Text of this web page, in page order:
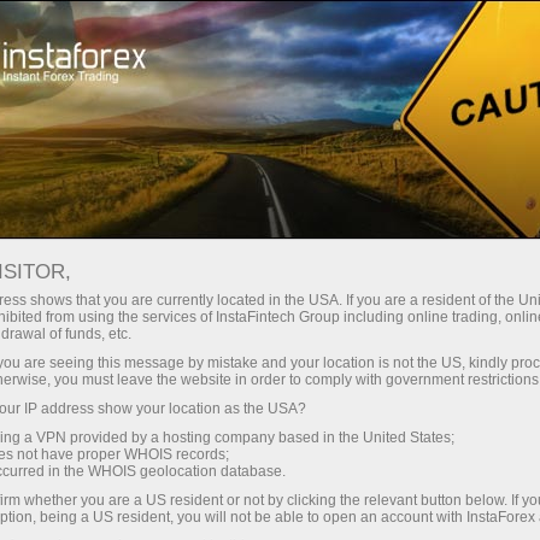
Treyderlar uchun Savdo shartlari
Savdo vositalari
FILECOIN
Filecoin
0.708 (%) 07 Aug 2026 03:39
Купить
0.708
0.695
shows that you are currently located in the USA. If you are a resident of the
from using the services of InstaFintech Group including online trading,
of funds, etc.
are seeing this message by mistake and your location is not the US, kindly
you must leave the website in order to comply with government
IP address show your location as the USA?
a VPN provided by a hosting company based in the United States;
not have proper WHOIS records;
in the WHOIS geolocation database.
whether you are a US resident or not by clicking the relevant button below. If
being a US resident, you will not be able to open an account with InstaForex